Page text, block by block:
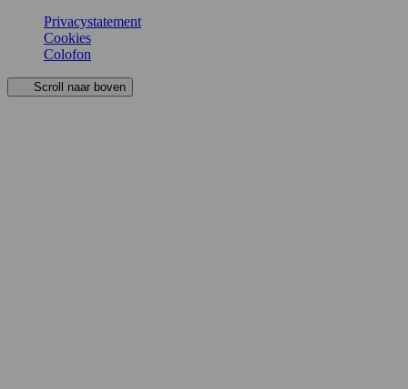
Privacystatement
Cookies
Colofon
Scroll naar boven